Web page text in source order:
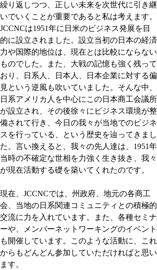
繰り返しつつ、正しい未来を次世代に引き継
いでいくことが重要であると私は考えます。
JCCNCは1951年に日米のビジネス発展を目
的に設立されました。設立当初の日本の経済
力や国際的地位は、現在とは比較にならない
ものでした。また、大戦の記憶も強く残って
おり、日系人、日本人、日本企業に対する偏
見という逆風も吹いていました。そんな中、
日系アメリカ人を中心にこの日本商工会議所
が設立され、その後徐々にビジネス環境が整
備されて行き、今日の我々が当地でのビジネ
スを行っている、という歴史を辿ってきまし
た。言い換えると、我々の先人達は、1951年
当時の不確定な世相を力強く生き抜き、我々
が現在活動する礎を築いてくれたのです。
現在、JCCNCでは、州政府、地元の各商工
会、当地の日系関連コミュニティとの積極的
交流に力を入れています。また、各種セミナ
ーや、メンバーネットワーキングのイベント
も開催しています。このような活動に、これ
からもどんどん参加していただければと思い
ます。